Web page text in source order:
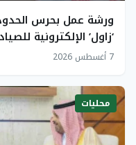
ورشة عمل بحرس
‘زاول’ الإلكترونية
7 أغسطس 2026
محليات